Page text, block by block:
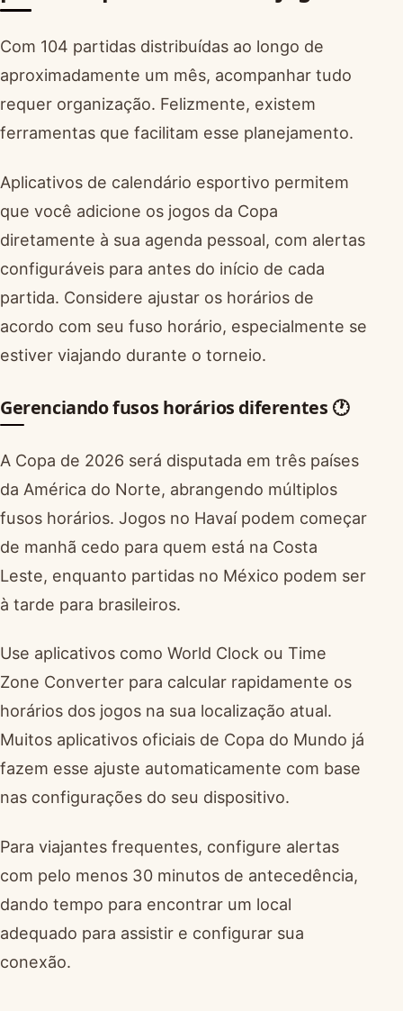
Com 104 partidas distribuídas ao longo de
aproximadamente um mês, acompanhar tudo
requer organização. Felizmente, existem
ferramentas que facilitam esse planejamento.
Aplicativos de calendário esportivo permitem
que você adicione os jogos da Copa
diretamente à sua agenda pessoal, com alertas
configuráveis para antes do início de cada
partida. Considere ajustar os horários de
acordo com seu fuso horário, especialmente se
estiver viajando durante o torneio.
Gerenciando fusos horários diferentes 🕐
A Copa de 2026 será disputada em três países
da América do Norte, abrangendo múltiplos
fusos horários. Jogos no Havaí podem começar
de manhã cedo para quem está na Costa
Leste, enquanto partidas no México podem ser
à tarde para brasileiros.
Use aplicativos como World Clock ou Time
Zone Converter para calcular rapidamente os
horários dos jogos na sua localização atual.
Muitos aplicativos oficiais de Copa do Mundo já
fazem esse ajuste automaticamente com base
nas configurações do seu dispositivo.
Para viajantes frequentes, configure alertas
com pelo menos 30 minutos de antecedência,
dando tempo para encontrar um local
adequado para assistir e configurar sua
conexão.